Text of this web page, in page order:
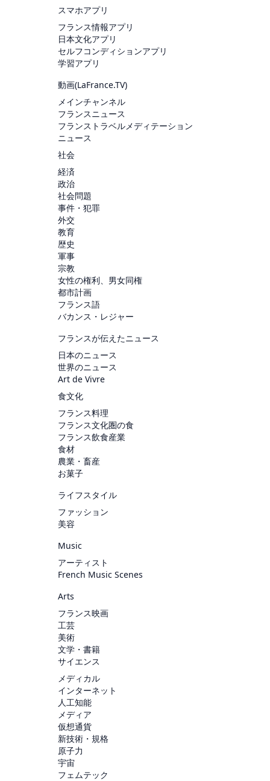
スマホアプリ
フランス情報アプリ
日本文化アプリ
セルフコンディションアプリ
学習アプリ
動画(LaFrance.TV)
メインチャンネル
フランスニュース
フランストラベルメディテーション
ニュース
社会
経済
政治
社会問題
事件・犯罪
外交
教育
歴史
軍事
宗教
女性の権利、男女同権
都市計画
フランス語
バカンス・レジャー
フランスが伝えたニュース
日本のニュース
世界のニュース
Art de Vivre
食文化
フランス料理
フランス文化圏の食
フランス飲食産業
食材
農業・畜産
お菓子
ライフスタイル
ファッション
美容
Music
アーティスト
French Music Scenes
Arts
フランス映画
工芸
美術
文学・書籍
サイエンス
メディカル
インターネット
人工知能
メディア
仮想通貨
新技術・規格
原子力
宇宙
フェムテック